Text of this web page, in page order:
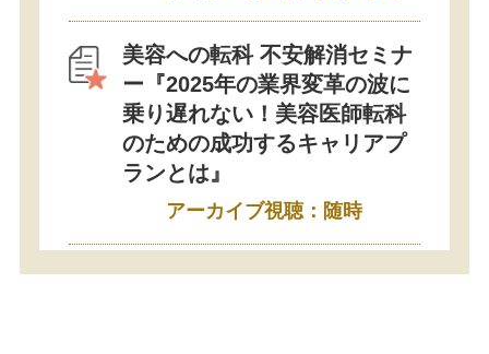
美容への転科 不安解消セミナ
ー『2025年の業界変革の波に
乗り遅れない！美容医師転科
のための成功するキャリアプ
ランとは』
アーカイブ視聴：随時